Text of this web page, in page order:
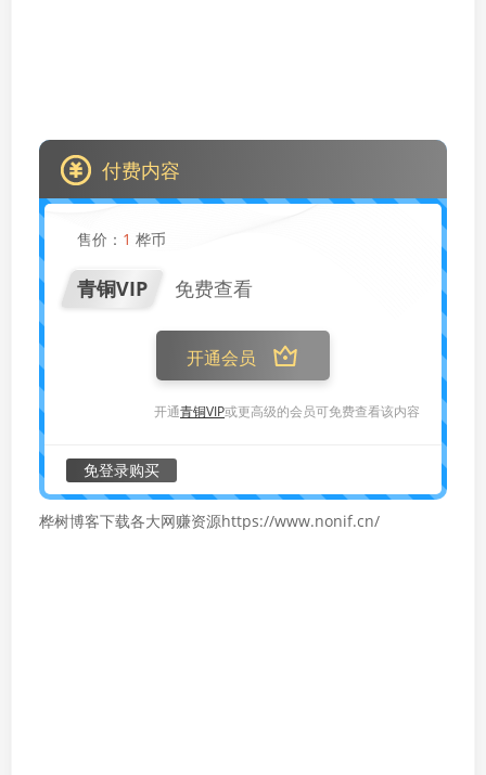
付费内容
售价： 1 桦币
青铜VIP 免费查看
开通会员
开通青铜VIP或更高级的会员可免费查看该内容
免登录购买
桦树博客下载各大网赚资源https://www.nonif.cn/